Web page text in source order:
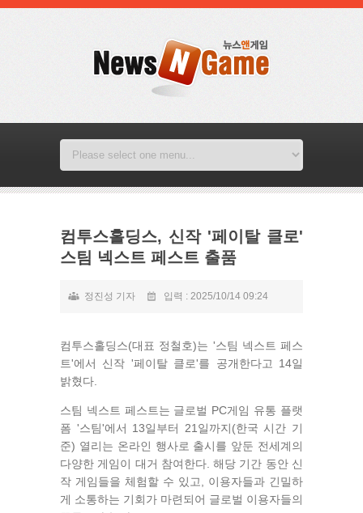
컴투스홀딩스, 신작 '페이탈 클로'
스팀 넥스트 페스트 출품
정진성 기자 입력 : 2025/10/14 09:24
컴투스홀딩스(대표 정철호)는 '스팀 넥스트 페스
트'에서 신작 '페이탈 클로'를 공개한다고 14일
밝혔다.
스팀 넥스트 페스트는 글로벌 PC게임 유통 플랫
폼 '스팀'에서 13일부터 21일까지(한국 시간 기
준) 열리는 온라인 행사로 출시를 앞둔 전세계의
다양한 게임이 대거 참여한다. 해당 기간 동안 신
작 게임들을 체험할 수 있고, 이용자들과 긴밀하
게 소통하는 기회가 마련되어 글로벌 이용자들의